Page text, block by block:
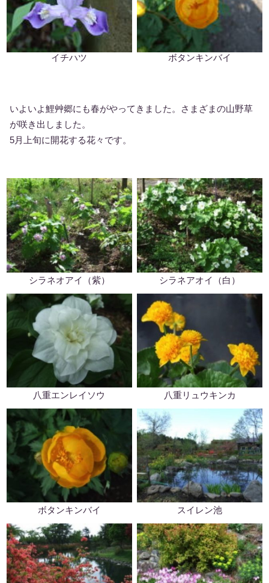
イチハツ ボタンキンバイ
いよいよ鯉艸郷にも春がやってきました。さまざまの山野草
が咲き出しました。
5月上旬に開花する花々です。
シラネオアイ（紫） シラネアオイ（白）
八重エンレイソウ 八重リュウキンカ
ボタンキンバイ スイレン池